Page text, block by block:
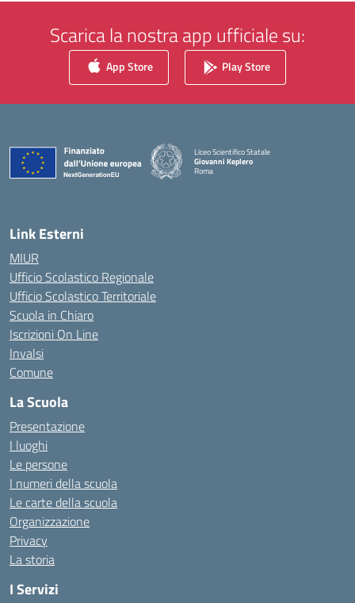
Scarica la nostra app ufficiale su:
App Store Play Store
Liceo Scientifico Statale
Giovanni Keplero
Roma
Link Esterni
MIUR
Ufficio Scolastico Regionale
Ufficio Scolastico Territoriale
Scuola in Chiaro
Iscrizioni On Line
Invalsi
Comune
La Scuola
Presentazione
I luoghi
Le persone
I numeri della scuola
Le carte della scuola
Organizzazione
Privacy
La storia
I Servizi